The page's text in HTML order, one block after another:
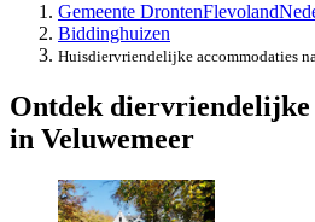
Gemeente DrontenFlevoland
Biddinghuizen
Huisdiervriendelijke accommodaties
Ontdek diervriendelijke
in Veluwemeer